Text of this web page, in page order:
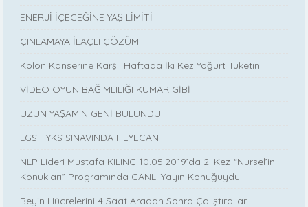
ENERJİ İÇECEĞİNE YAŞ LİMİTİ
ÇINLAMAYA İLAÇLI ÇÖZÜM
Kolon Kanserine Karşı: Haftada İki Kez Yoğurt Tüketin
VİDEO OYUN BAĞIMLILIĞI KUMAR GİBİ
UZUN YAŞAMIN GENİ BULUNDU
LGS - YKS SINAVINDA HEYECAN
NLP Lideri Mustafa KILINÇ 10.05.2019’da 2. Kez “Nursel’in
Konukları” Programında CANLI Yayın Konuğuydu
Beyin Hücrelerini 4 Saat Aradan Sonra Çalıştırdılar